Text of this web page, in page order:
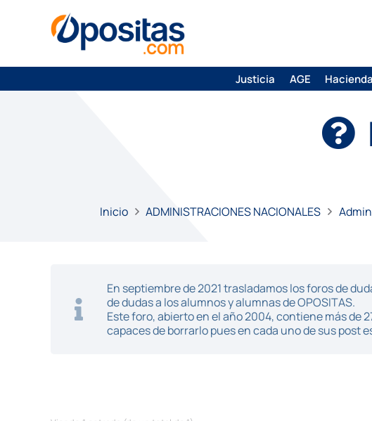
Justicia AGE Hacienda
Inicio ADMINISTRACIONES NACIONALES
En septiembre de 2021 trasladamos los foros de
de dudas a los alumnos y alumnas de OPOSITAS.
Este foro, abierto en el año 2004, contiene más de
capaces de borrarlo pues en cada uno de sus post